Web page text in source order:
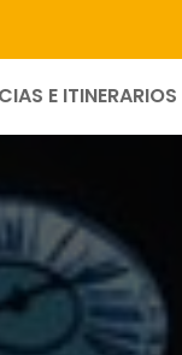
E ITINERARIOS